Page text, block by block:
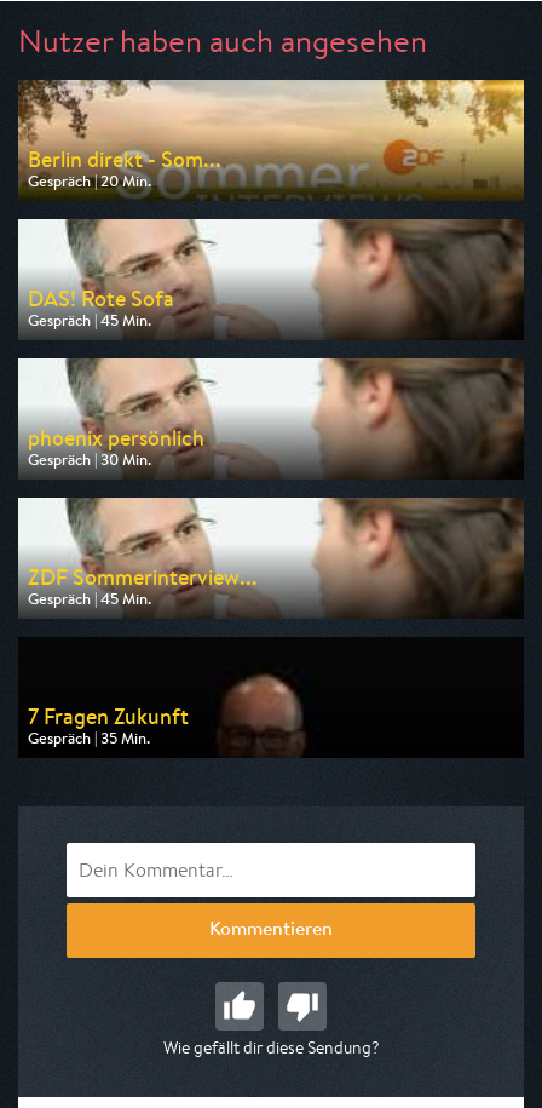
Nutzer haben auch angesehen
Berlin direkt - Som...
Gespräch | 20 Min.
Ausgestrahlt von ZDF
am 09.08.2026, 19:10
DAS! Rote Sofa
Gespräch | 45 Min.
Ausgestrahlt von NDR
am 09.08.2026, 18:45
phoenix persönlich
Gespräch | 30 Min.
Ausgestrahlt von Phoenix
am 10.08.2026, 00:15
ZDF Sommerinterview...
Gespräch | 45 Min.
Ausgestrahlt von Phoenix
am 10.08.2026, 09:15
7 Fragen Zukunft
Gespräch | 35 Min.
Ausgestrahlt von ARD alpha
Kommentieren
Wie gefällt dir diese Sendung?